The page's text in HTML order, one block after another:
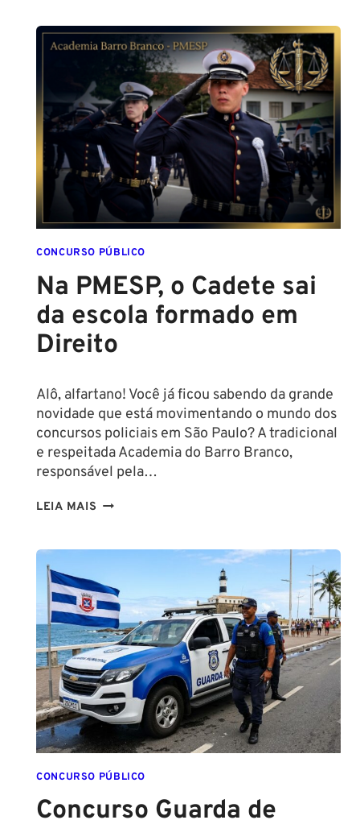
SER
POLICIAL?
DESCUBRA
AS
NOVAS
REGRAS!
ALTURA
MÍNIMA
PARA
CONCURSO
POLICIAL:
CONCURSO PÚBLICO
Na PMESP, o Cadete sai
da escola formado em
Direito
Alô, alfartano! Você já ficou sabendo da grande
novidade que está movimentando o mundo dos
concursos policiais em São Paulo? A tradicional
e respeitada Academia do Barro Branco,
responsável pela…
LEIA MAIS NA
SAI
DA
ESCOLA
FORMADO
EM
DIREITO
CONCURSO PÚBLICO
Concurso Guarda de